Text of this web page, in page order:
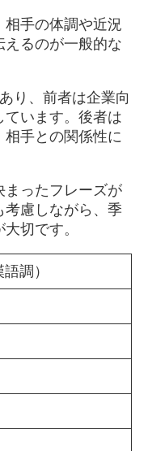
相手の体調や近況
えるのが一般的な
り、前者は企業向
ています。後者は
手との関係性に
まったフレーズが
考慮しながら、季
切です。
調）